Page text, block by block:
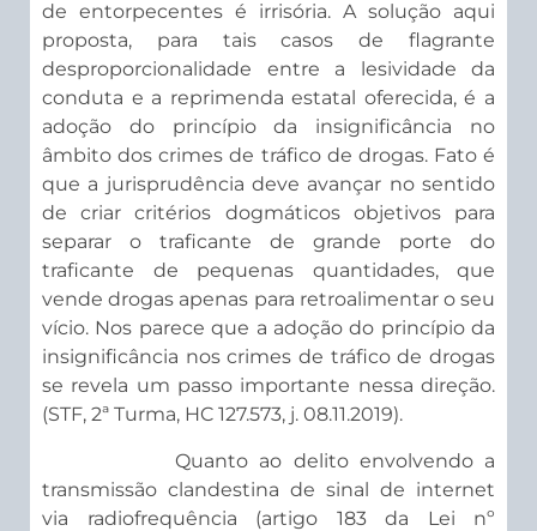
de entorpecentes é irrisória. A solução aqui
proposta, para tais casos de flagrante
desproporcionalidade entre a lesividade da
conduta e a reprimenda estatal oferecida, é a
adoção do princípio da insignificância no
âmbito dos crimes de tráfico de drogas. Fato é
que a jurisprudência deve avançar no sentido
de criar critérios dogmáticos objetivos para
separar o traficante de grande porte do
traficante de pequenas quantidades, que
vende drogas apenas para retroalimentar o seu
vício. Nos parece que a adoção do princípio da
insignificância nos crimes de tráfico de drogas
se revela um passo importante nessa direção.
(STF, 2ª Turma, HC 127.573, j. 08.11.2019).
Quanto ao delito envolvendo a
transmissão clandestina de sinal de internet
via radiofrequência (artigo 183 da Lei nº